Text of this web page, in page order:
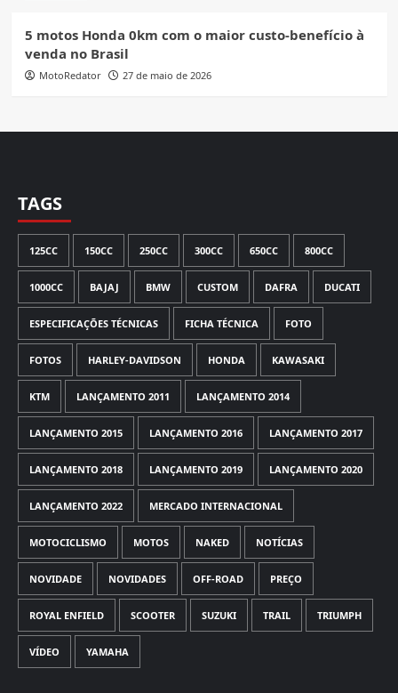
5 motos Honda 0km com o maior custo-benefício à
venda no Brasil
MotoRedator 27 de maio de 2026
TAGS
125CC 150CC 250CC 300CC 650CC 800CC
1000CC BAJAJ BMW CUSTOM DAFRA DUCATI
ESPECIFICAÇÕES TÉCNICAS FICHA TÉCNICA FOTO
FOTOS HARLEY-DAVIDSON HONDA KAWASAKI
KTM LANÇAMENTO 2011 LANÇAMENTO 2014
LANÇAMENTO 2015 LANÇAMENTO 2016 LANÇAMENTO 2017
LANÇAMENTO 2018 LANÇAMENTO 2019 LANÇAMENTO 2020
LANÇAMENTO 2022 MERCADO INTERNACIONAL
MOTOCICLISMO MOTOS NAKED NOTÍCIAS
NOVIDADE NOVIDADES OFF-ROAD PREÇO
ROYAL ENFIELD SCOOTER SUZUKI TRAIL TRIUMPH
VÍDEO YAMAHA